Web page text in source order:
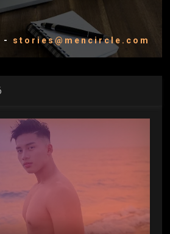
- stories@mencircle.com